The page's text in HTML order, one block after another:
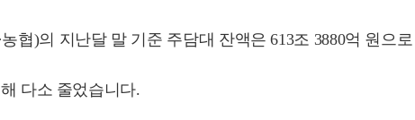
협)의 지난달 말 기준 주담대 잔액은 613조 3880억 원으
다소 줄었습니다.